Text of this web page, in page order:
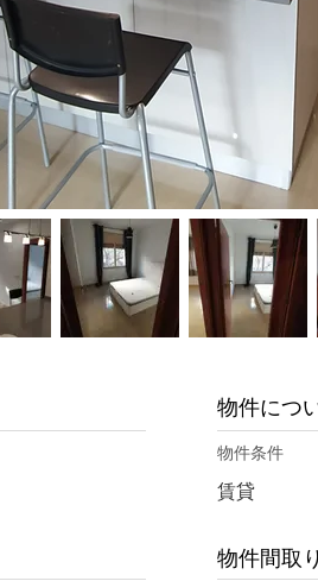
物件につ
物件条件
賃貸
物件間取り